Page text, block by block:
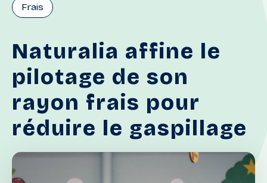
Frais
Naturalia affine le
pilotage de son
rayon frais pour
réduire le gaspillage